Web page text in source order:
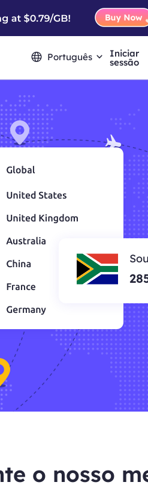
Português Iniciar
sessão
o nosso